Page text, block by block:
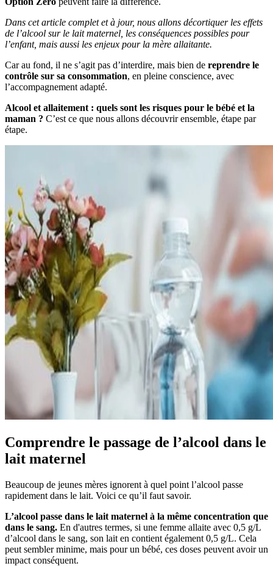
Dans cet article complet et à jour, nous allons décortiquer les effets
de l’alcool sur le lait maternel, les conséquences possibles pour
l’enfant, mais aussi les enjeux pour la mère allaitante.
Car au fond, il ne s’agit pas d’interdire, mais bien de reprendre le
contrôle sur sa consommation, en pleine conscience, avec
l’accompagnement adapté.
Alcool et allaitement : quels sont les risques pour le bébé et la
maman ? C’est ce que nous allons découvrir ensemble, étape par
étape.
Comprendre le passage de l’alcool dans le
lait maternel
Beaucoup de jeunes mères ignorent à quel point l’alcool passe
rapidement dans le lait. Voici ce qu’il faut savoir.
L’alcool passe dans le lait maternel à la même concentration que
dans le sang. En d'autres termes, si une femme allaite avec 0,5 g/L
d’alcool dans le sang, son lait en contient également 0,5 g/L. Cela
peut sembler minime, mais pour un bébé, ces doses peuvent avoir un
impact conséquent.